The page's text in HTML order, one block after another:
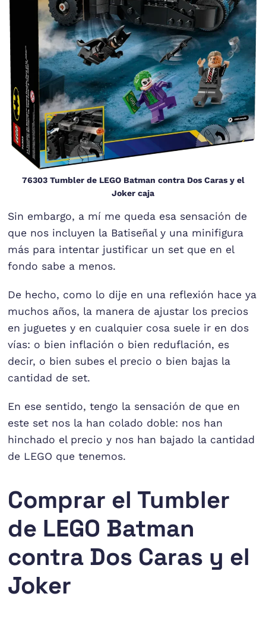
76303 Tumbler de LEGO Batman contra Dos Caras y el
Joker caja
Sin embargo, a mí me queda esa sensación de
que nos incluyen la Batiseñal y una minifigura
más para intentar justificar un set que en el
fondo sabe a menos.
De hecho, como lo dije en una reflexión hace ya
muchos años, la manera de ajustar los precios
en juguetes y en cualquier cosa suele ir en dos
vías: o bien inflación o bien reduflación, es
decir, o bien subes el precio o bien bajas la
cantidad de set.
En ese sentido, tengo la sensación de que en
este set nos la han colado doble: nos han
hinchado el precio y nos han bajado la cantidad
de LEGO que tenemos.
Comprar el Tumbler
de LEGO Batman
contra Dos Caras y el
Joker